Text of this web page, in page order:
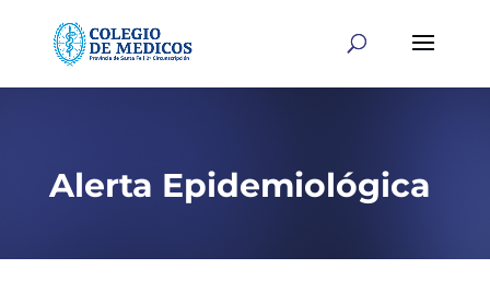
Alerta Epidemiológica